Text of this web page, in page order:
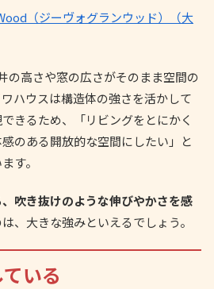
（ジーヴォグランウッド）（大
の高さや窓の広さがそのまま空間の
ハウスは構造体の強さを活かして
きるため、「リビングをとにかく
のある開放的な空間にしたい」と
す。
吹き抜けのような伸びやかさを感
、大きな強みといえるでしょう。
いる